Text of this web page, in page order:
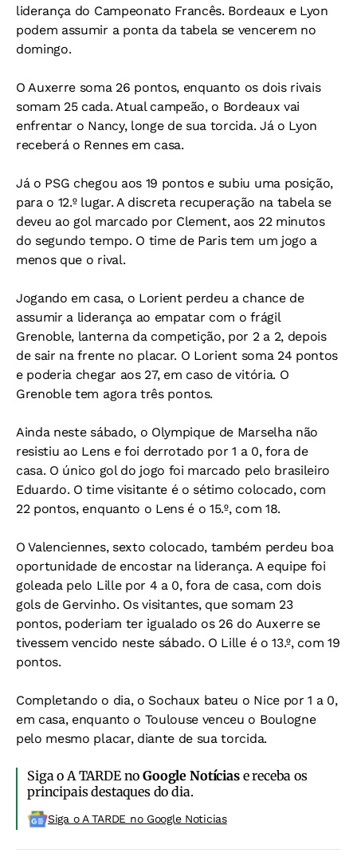
liderança do Campeonato Francês. Bordeaux e Lyon
podem assumir a ponta da tabela se vencerem no
domingo.
O Auxerre soma 26 pontos, enquanto os dois rivais
somam 25 cada. Atual campeão, o Bordeaux vai
enfrentar o Nancy, longe de sua torcida. Já o Lyon
receberá o Rennes em casa.
Já o PSG chegou aos 19 pontos e subiu uma posição,
para o 12.º lugar. A discreta recuperação na tabela se
deveu ao gol marcado por Clement, aos 22 minutos
do segundo tempo. O time de Paris tem um jogo a
menos que o rival.
Jogando em casa, o Lorient perdeu a chance de
assumir a liderança ao empatar com o frágil
Grenoble, lanterna da competição, por 2 a 2, depois
de sair na frente no placar. O Lorient soma 24 pontos
e poderia chegar aos 27, em caso de vitória. O
Grenoble tem agora três pontos.
Ainda neste sábado, o Olympique de Marselha não
resistiu ao Lens e foi derrotado por 1 a 0, fora de
casa. O único gol do jogo foi marcado pelo brasileiro
Eduardo. O time visitante é o sétimo colocado, com
22 pontos, enquanto o Lens é o 15.º, com 18.
O Valenciennes, sexto colocado, também perdeu boa
oportunidade de encostar na liderança. A equipe foi
goleada pelo Lille por 4 a 0, fora de casa, com dois
gols de Gervinho. Os visitantes, que somam 23
pontos, poderiam ter igualado os 26 do Auxerre se
tivessem vencido neste sábado. O Lille é o 13.º, com 19
pontos.
Completando o dia, o Sochaux bateu o Nice por 1 a 0,
em casa, enquanto o Toulouse venceu o Boulogne
pelo mesmo placar, diante de sua torcida.
Siga o A TARDE noGoogle Notíciase receba os
principais destaques do dia.
Siga o A TARDE no Google Noticias